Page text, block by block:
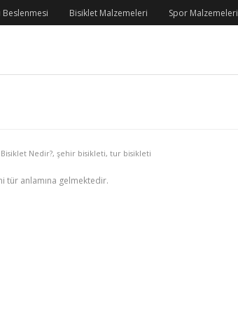
Beslenmesi Bisiklet Malzemeleri Spor Malzemeleri
Nedir?, şehir bisikleti, tur bisikleti
tür anlamına gelmektedir.